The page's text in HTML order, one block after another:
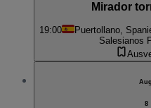
Mirador
19:00 Puertollano,
Salesianos
Aug.
8